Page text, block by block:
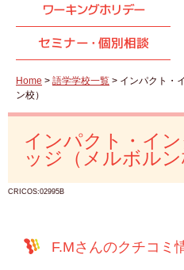
ワーキングホリデー
セミナー・ 個別相談
Home > 語学学校一覧 > インパクト・
ン校）
インパクト・イ
ッジ（メルボルン
CRICOS:02995B
F.Mさんのクチコミ